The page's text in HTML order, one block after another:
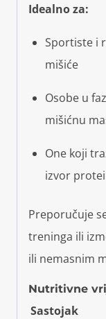
Idealno za:
Sportiste i
mišiće
Osobe u
mišićnu
One koji
izvor
Preporučuje
treninga ili
ili nemasnim
Nutritivne
Sastojak